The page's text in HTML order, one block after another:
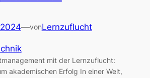
—vonLernzuflucht
mit der Lernzuflucht:
akademischen Erfolg In einer Welt,